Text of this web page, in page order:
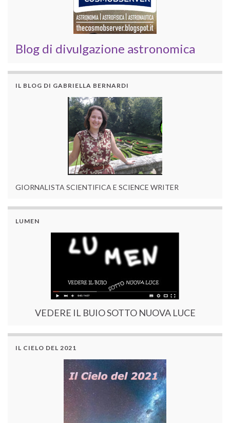
Blog di divulgazione astronomica
IL BLOG DI GABRIELLA BERNARDI
GIORNALISTA SCIENTIFICA E SCIENCE WRITER
LUMEN
VEDERE IL BUIO SOTTO NUOVA LUCE
IL CIELO DEL 2021